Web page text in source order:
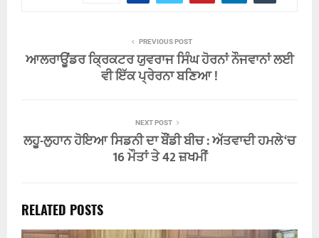
PREVIOUS POST
ਆਲਰਾਊਂਡਰ ਕ੍ਰਿਕਟਰ ਯੁਵਰਾਜ ਸਿੰਘ ਹੋਰਨਾਂ ਨੌਜਵਾਨਾਂ ਲਈ
ਵੀ ਇੱਕ ਪ੍ਰੇਰਨਾ ਬਣਿਆ !
NEXT POST
ਲਹੂ-ਲੁਹਾਨ ਹੋਇਆ ਸਿਡਨੀ ਦਾ ਬੌਂਡੀ ਬੀਚ : ਅੱਤਵਾਦੀ ਹਮਲੇ ‘ਚ
16 ਮੌਤਾਂ ਤੇ 42 ਜ਼ਖਮੀਂ
RELATED POSTS